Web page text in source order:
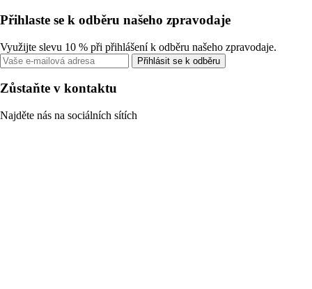
Přihlaste se k odběru našeho zpravodaje
Využijte slevu 10 % při přihlášení k odběru našeho zpravodaje.
Přihlásit se k odběru
Zůstaňte v kontaktu
Najděte nás na sociálních sítích